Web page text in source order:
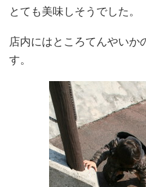
とても美味しそうでした。
店内にはところてんやいか
す。